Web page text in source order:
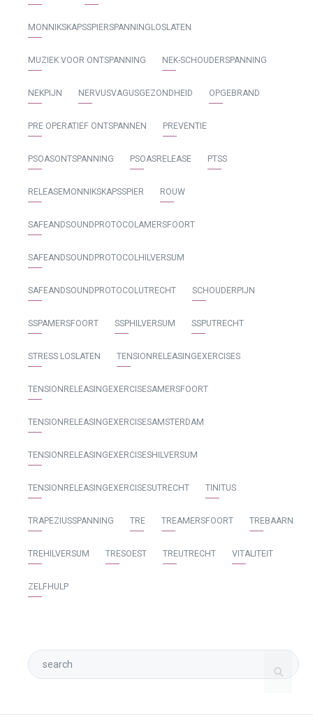
MONNIKSKAPSSPIERSPANNINGLOSLATEN
MUZIEK VOOR ONTSPANNING NEK-SCHOUDERSPANNING
NEKPIJN NERVUSVAGUSGEZONDHEID OPGEBRAND
PRE OPERATIEF ONTSPANNEN PREVENTIE
PSOASONTSPANNING PSOASRELEASE PTSS
RELEASEMONNIKSKAPSSPIER ROUW
SAFEANDSOUNDPROTOCOLAMERSFOORT
SAFEANDSOUNDPROTOCOLHILVERSUM
SAFEANDSOUNDPROTOCOLUTRECHT SCHOUDERPIJN
SSPAMERSFOORT SSPHILVERSUM SSPUTRECHT
STRESS LOSLATEN TENSIONRELEASINGEXERCISES
TENSIONRELEASINGEXERCISESAMERSFOORT
TENSIONRELEASINGEXERCISESAMSTERDAM
TENSIONRELEASINGEXERCISESHILVERSUM
TENSIONRELEASINGEXERCISESUTRECHT TINITUS
TRAPEZIUSSPANNING TRE TREAMERSFOORT TREBAARN
TREHILVERSUM TRESOEST TREUTRECHT VITALITEIT
ZELFHULP